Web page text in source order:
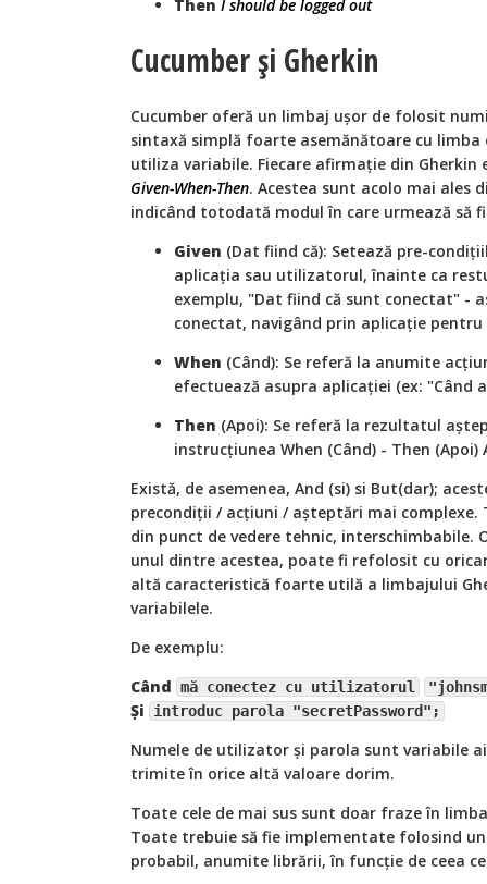
Then I should be logged out
Cucumber și Gherkin
Cucumber oferă un limbaj ușor de folosit
sintaxă simplă foarte asemănătoare cu
utiliza variabile. Fiecare afirmație din Gherkin
Given-When-Then. Acestea sunt acolo mai ales
indicând totodată modul în care urmează să
Given (Dat fiind că): Setează pre-
aplicația sau utilizatorul, înainte ca
exemplu, "Dat fiind că sunt conectat" -
conectat, navigând prin aplicație pentru
When (Când): Se referă la anumite
efectuează asupra aplicației (ex: "Când
Then (Apoi): Se referă la rezultatul
instrucțiunea When (Când) - Then
Există, de asemenea, And (si) si But(dar);
precondiții / acțiuni / așteptări mai complexe.
din punct de vedere tehnic, interschimbabile.
unul dintre acestea, poate fi refolosit cu
altă caracteristică foarte utilă a limbajului
variabilele.
De exemplu:
Când mă conectez cu utilizatorul
Și introduc parola "secretPassword";
Numele de utilizator și parola sunt variabile
trimite în orice altă valoare dorim.
Toate cele de mai sus sunt doar fraze în
Toate trebuie să fie implementate folosind
probabil, anumite librării, în funcție de ceea